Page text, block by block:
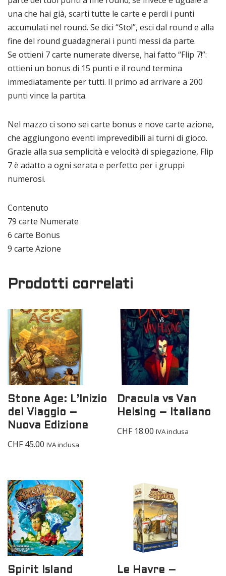
una che hai già, scarti tutte le carte e perdi i punti
accumulati nel round. Se dici “Sto!”, esci dal round e alla
fine del round guadagnerai i punti messi da parte.
Se ottieni 7 carte numerate diverse, hai fatto “Flip 7!”:
ottieni un bonus di 15 punti e il round termina
immediatamente per tutti. Il primo ad arrivare a 200
punti vince la partita.
Nel mazzo ci sono sei carte bonus e nove carte azione,
che aggiungono eventi imprevedibili ai turni di gioco.
Grazie alla sua semplicità e velocità di spiegazione, Flip
7 è adatto a ogni serata e perfetto per i gruppi
numerosi.
Contenuto
79 carte Numerate
6 carte Bonus
9 carte Azione
Prodotti correlati
Stone Age: L’Inizio
del Viaggio –
Nuova Edizione
CHF45.00 IVA inclusa
Dracula vs Van
Helsing – Italiano
CHF18.00 IVA inclusa
Spirit Island
Le Havre –